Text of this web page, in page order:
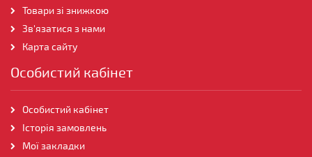
Товари зі знижкою
Зв'язатися з нами
Карта сайту
Особистий кабінет
Особистий кабінет
Історія замовлень
Мої закладки